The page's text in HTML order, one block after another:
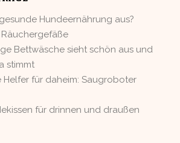
Hundeernährung aus?
Bettwäsche sieht schön aus und
stimmt
Helfer für daheim: Saugroboter
für drinnen und draußen